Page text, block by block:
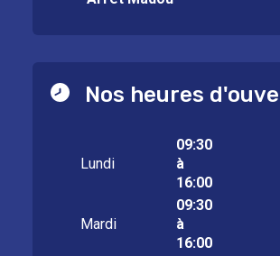
Nos heures
Lundi
09:30
à
16:00
Mardi
09:30
à
16:00